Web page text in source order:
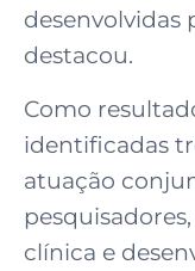
desenvolvidas
destacou.
Como
identificadas
atuação
clínica e